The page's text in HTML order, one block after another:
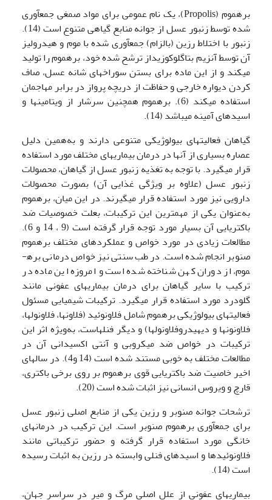
بره­موم (Propolis)، یک نام عمومی برای مواد صمغی جمع­آوری
شده توسط زنبور ­عسل از جوانه منابع گیاهی متنوع است (14).
زنبور با اختلاط رزین (بالزام) جمع­آوری شده با موم و هیدرولیز
آن توسط آنزیم بتاگلوکوزیداز ترشح شده خود، بره­موم را تولید
می­کند و از این ماده برای بستن سوراخ­های شانه عسل، صاف
کردن دیواره خارجی و حفاظت از دریچه پرواز در برابر مهاجمان
استفاده می­کند (6). بره­موم همچنین سرشار از ویتامین­ها و
اسید­های آمینه می­باشد (14).
گیاهان فعالیت­های بیولوژیکی متنوعی دارند و به‌همین دلیل
عصاره بسیاری از آنها در درمان بیماری­های مختلف مورد استفاده
قرار می­گیرد. با توجه به تغذیه زنبور عسل­ از گیاهان، محصولات
زنبور عسل (علاوه بر ویژگی غذایی آن) بصورت محصولات
دارویی نیز مورد استفاده قرار می­گیرند. در این میان، بره­موم
به‌عنوان یکی از مهمترین این ترکیبات، بعلت خصوصیات ضد
باکتریایی آن بسیار مورد توجه قرار گرفته است (9 ، 14 و 6).
مطالعات زیادی در مورد خواص و عملکردهای مختلف بره­موم
صنوبر انجام شده است. در طب سنتی نیز خواص درمانی بره­
موم، از دوران کهن شناخته شده است و امروزه این ماده در
ترکیب با سایر گیاهان برای درمان بیماری­های عفونی مانند
گلودرد مورد استفاده قرار می­گیرد. ترکیبات شیمیایی مسئول
فعالیت­های بیولوژیکی بره­موم شامل فلاونوئید (فلاون­ها، فلاونول­ها،
فلاونون­ها و دی­هیدروفلاونول­ها) و دیگر فنل­هاست، به‌ویژه اثر این
ترکیبات در خواص ضد میکروبی و آنتی اکسیدانی آن در
مطالعات مختلف به خوبی مستند شده است (14 و4). در سال­های
اخیر خاصیت ضد باکتریایی قوی بره­موم بر روی برخی باکتری،
قارچ و ویروس انسانی نیز اثبات شده است (20).
ترشحات جوانه صنوبر و رزین یکی از منابع اصلی زنبور ­عسل
برای جمع­آوری بره­موم صنوبر است. این ترکیب در درمان­های
خانگی مورد استفاده قرار گرفته و حضور ترکیباتی مانند
فلاونوئیدها و اسیدهای فنلی وابسته در رزین به اثبات رسیده
است (14).
بیماری­های عفونی از علل اصلی مرگ و میر در سراسر جهان،